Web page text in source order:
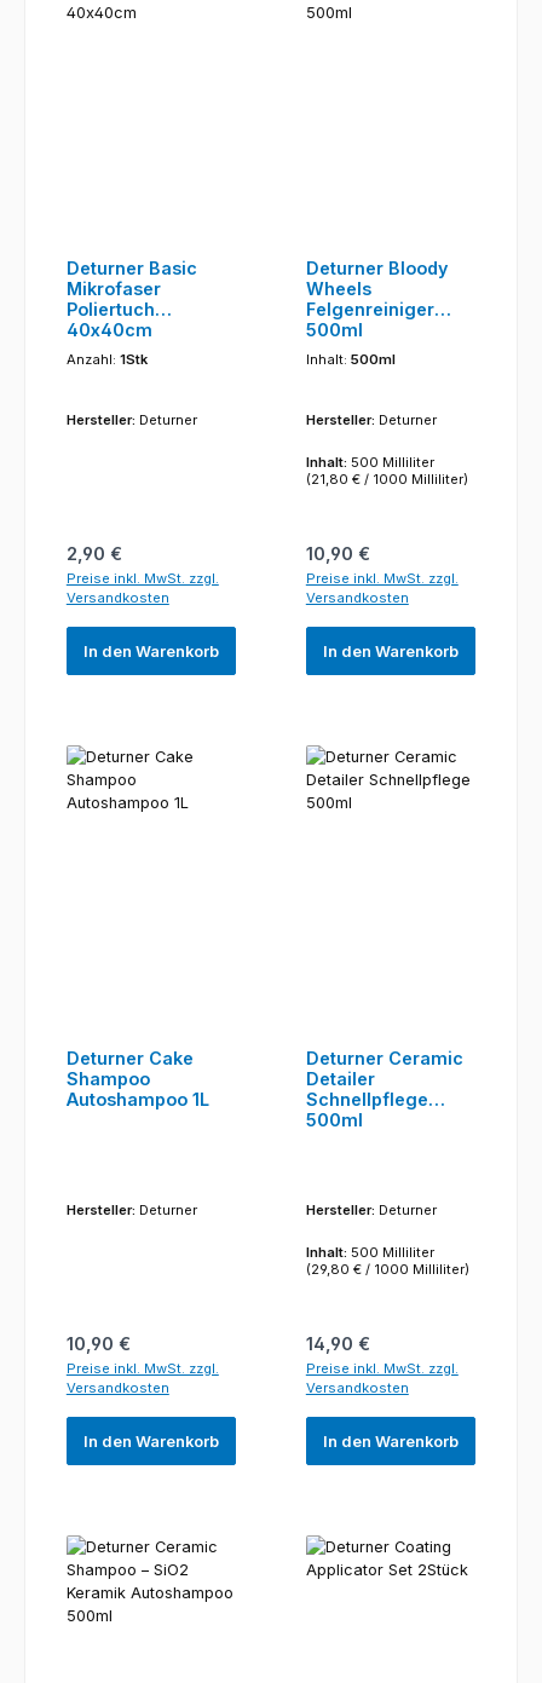
Deturner Basic
Mikrofaser
Poliertuch
40x40cm
Anzahl: 1Stk
Hersteller: Deturner
Regulärer Preis:
2,90 €
Preise inkl. MwSt. zzgl.
Versandkosten
In den Warenkorb
Deturner Bloody
Wheels
Felgenreiniger
500ml
Inhalt: 500ml
Hersteller: Deturner
Inhalt: 500 Milliliter
(21,80 € / 1000 Milliliter)
Regulärer Preis:
10,90 €
Preise inkl. MwSt. zzgl.
Versandkosten
In den Warenkorb
Deturner Cake
Shampoo
Autoshampoo 1L
Hersteller: Deturner
Regulärer Preis:
10,90 €
Preise inkl. MwSt. zzgl.
Versandkosten
In den Warenkorb
Deturner Ceramic
Detailer
Schnellpflege
500ml
Hersteller: Deturner
Inhalt: 500 Milliliter
(29,80 € / 1000 Milliliter)
Regulärer Preis:
14,90 €
Preise inkl. MwSt. zzgl.
Versandkosten
In den Warenkorb